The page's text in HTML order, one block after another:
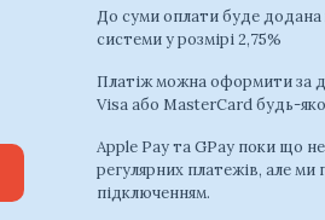
До суми оплати буде додана
системи у розмірі 2,75%
Платіж можна оформити за
Visa або MasterCard будь-
Apple Pay та GPay поки що
регулярних платежів, але
підключенням.